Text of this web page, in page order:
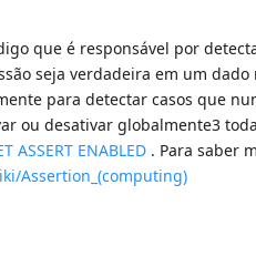
que é responsável por
seja verdadeira em um
para detectar casos que
ou desativar globalmente3
ASSERT ENABLED . Para saber
Assertion_(computing)